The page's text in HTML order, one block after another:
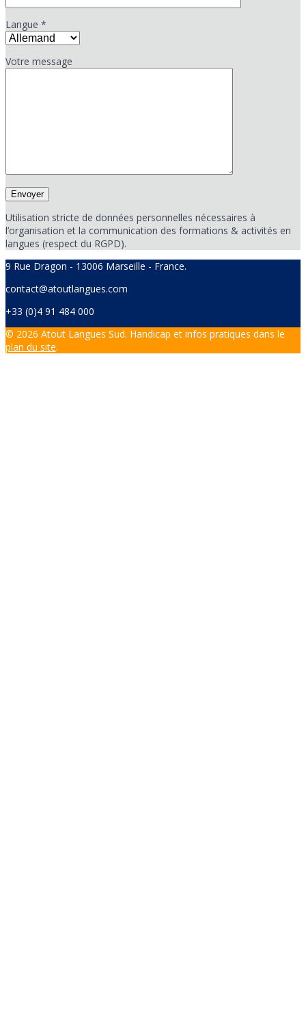
Langue *
Votre message
Utilisation stricte de données personnelles nécessaires à
l’organisation et la communication des formations & activités en
langues (respect du RGPD).
9 Rue Dragon - 13006 Marseille - France.
contact@atoutlangues.com
+33 (0)4 91 484 000
© 2026 Atout Langues Sud. Handicap et infos pratiques dans le
plan du site.